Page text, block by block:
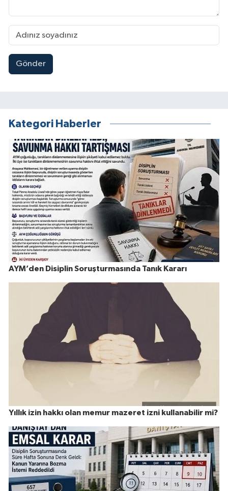
Gönder
Kategori Haberler
AYM’den Disiplin Soruşturmasında Tanık Kararı
Yıllık izin hakkı olan memur mazeret izni kullanabilir mi?